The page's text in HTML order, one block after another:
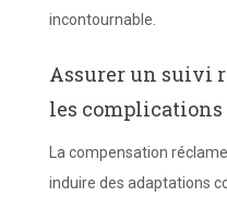
incontournable.
Assurer un suivi
les complications
La compensation
induire des adaptations